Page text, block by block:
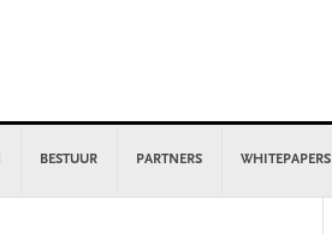
BESTUUR PARTNERS WHITEPAPERS